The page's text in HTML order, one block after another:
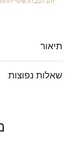
תיאור
שאלות נפוצות